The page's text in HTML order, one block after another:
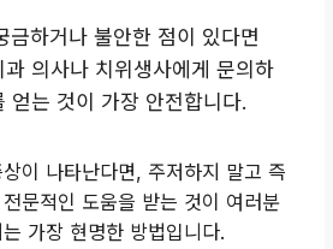
금하거나 불안한 점이 있다면
의사나 치위생사에게 문의하
얻는 것이 가장 안전합니다.
이 나타난다면, 주저하지 말고 즉
문적인 도움을 받는 것이 여러분
가장 현명한 방법입니다.